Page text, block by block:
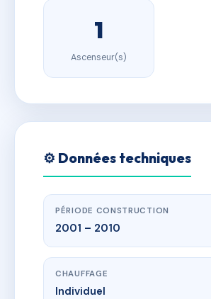
1
Ascenseur(s)
⚙️ Données techniques
PÉRIODE CONSTRUCTION
2001 – 2010
CHAUFFAGE
Individuel